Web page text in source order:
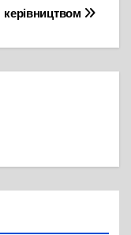
керівництвом